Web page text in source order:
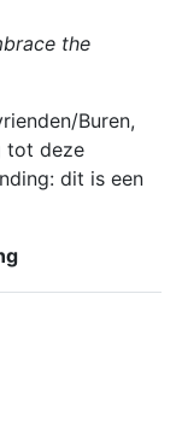
the
Buren,
tot deze
dit is een